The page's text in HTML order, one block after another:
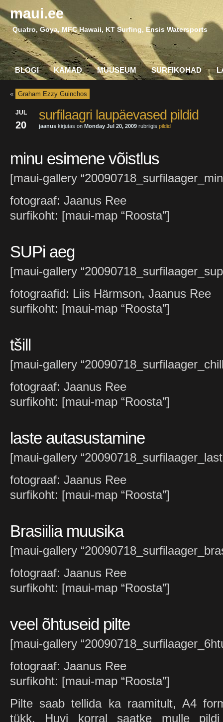
maui.ee
Quatro, Goya, MFC Hawaii, KT Surfing, Ensis Watersports
BLOGI KAMAD MUUSEUM SURFIKOHAD
« Graham Ezzy Guinchos
JUL
20
surfilaagri laupäevased pildid
jaanus kirjutas on Monday Jul 20, 2009 rubriigis pildid
minu esimene võistlus
[maui-gallery
fotograaf: Jaanus Ree
surfikoht: [maui-map “Roosta”]
SUPi aeg
[maui-gallery
fotograafid: Liis Härmson, Jaanus Ree
surfikoht: [maui-map “Roosta”]
tšill
[maui-gallery
fotograaf: Jaanus Ree
surfikoht: [maui-map “Roosta”]
laste autasustamine
[maui-gallery
fotograaf: Jaanus Ree
surfikoht: [maui-map “Roosta”]
Brasiilia muusika
[maui-gallery
fotograaf: Jaanus Ree
surfikoht: [maui-map “Roosta”]
veel õhtuseid pilte
[maui-gallery
fotograaf: Jaanus Ree
surfikoht: [maui-map “Roosta”]
Pilte saab tellida ka raamitult, A4
tükk. Huvi korral saatke mulle pildi